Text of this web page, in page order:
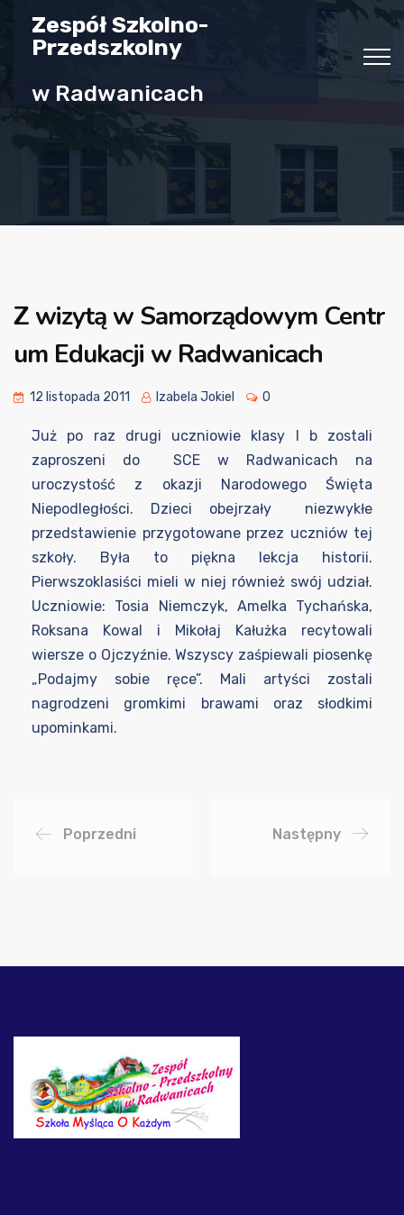
Zespół Szkolno-
Przedszkolny
w Radwanicach
Z wizytą w Samorządowym Centr
um Edukacji w Radwanicach
12 listopada 2011 Izabela Jokiel 0
Już po raz drugi uczniowie klasy I b zostali
zaproszeni do SCE w Radwanicach na
uroczystość z okazji Narodowego Święta
Niepodległości. Dzieci obejrzały niezwykłe
przedstawienie przygotowane przez uczniów tej
szkoły. Była to piękna lekcja historii.
Pierwszoklasiści mieli w niej również swój udział.
Uczniowie: Tosia Niemczyk, Amelka Tychańska,
Roksana Kowal i Mikołaj Kałużka recytowali
wiersze o Ojczyźnie. Wszyscy zaśpiewali piosenkę
„Podajmy sobie ręce”. Mali artyści zostali
nagrodzeni gromkimi brawami oraz słodkimi
upominkami.
Poprzedni Następny